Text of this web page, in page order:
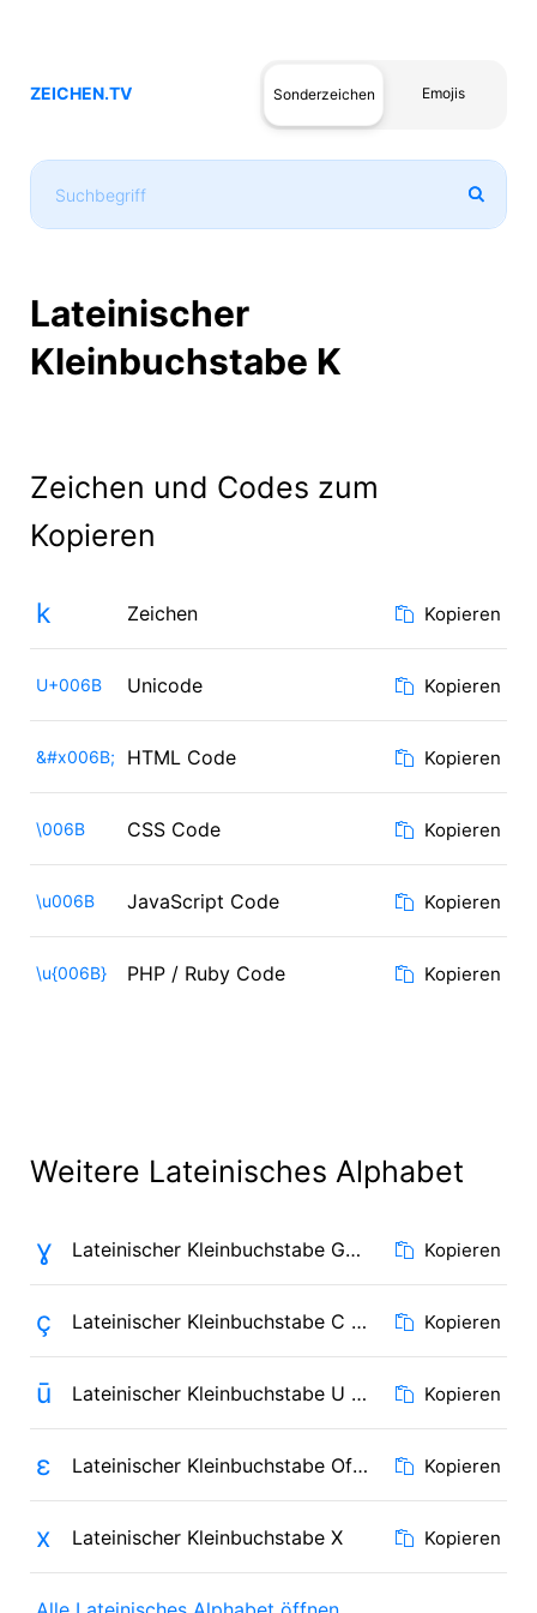
ZEICHEN.TV Sonderzeichen Emojis
Lateinischer
Kleinbuchstabe K
Zeichen und Codes zum
Kopieren
k Zeichen Kopieren
U+006B Unicode Kopieren
&#x006B; HTML Code Kopieren
\006B CSS Code Kopieren
\u006B JavaScript Code Kopieren
\u{006B} PHP / Ruby Code Kopieren
Weitere Lateinisches Alphabet
ɣ Lateinischer Kleinbuchstabe Gamma Kopieren
ç Lateinischer Kleinbuchstabe C mit Häkchen Kopieren
ū Lateinischer Kleinbuchstabe U mit Makron Kopieren
ɛ Lateinischer Kleinbuchstabe Offenes E Kopieren
x Lateinischer Kleinbuchstabe X Kopieren